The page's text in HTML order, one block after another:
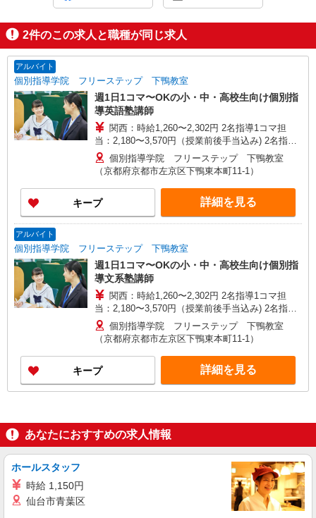
2件のこの求人と職種が同じ求人
アルバイト
個別指導学院 フリーステップ 下鴨教室
週1日1コマ〜OKの小・中・高校生向け個別指
導英語塾講師
関西：時給1,260〜2,302円 2名指導1コマ担
当：2,180〜3,570円（授業前後手当込み) 2名指導2
コマ担当：3,959〜6,739円（授業前後・授業間手
当込み) ※授業前後手当500円含む（25分） ※2コ
マ目〜：授業間手当99円支給 ※担当人数・コマ数
により給与は異なる 初期・教室研修計6h:時給
1,180円 授業研修16回:1コマ1,580円＋一律手当
☆6月・7月限定 友人紹介キャンペーン☆ 1人紹
個別指導学院 フリーステップ 下鴨教室
（京都府京都市左京区下鴨東本町11-1）
キープ 詳細を見る
アルバイト
個別指導学院 フリーステップ 下鴨教室
週1日1コマ〜OKの小・中・高校生向け個別指
導文系塾講師
関西：時給1,260〜2,302円 2名指導1コマ担
当：2,180〜3,570円（授業前後手当込み) 2名指導2
コマ担当：3,959〜6,739円（授業前後・授業間手
当込み) ※授業前後手当500円含む（25分） ※2コ
マ目〜：授業間手当99円支給 ※担当人数・コマ数
により給与は異なる 初期・教室研修計6h:時給
1,180円 授業研修16回:1コマ1,580円＋一律手当
☆6月・7月限定 友人紹介キャンペーン☆ 1人紹
個別指導学院 フリーステップ 下鴨教室
（京都府京都市左京区下鴨東本町11-1）
キープ 詳細を見る
あなたにおすすめの求人情報
ホールスタッフ
時給 1,150円
仙台市青葉区